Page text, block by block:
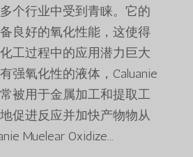
个行业中受到青睐。它的
良好的氧化性能，这使得
工过程中的应用潜力巨大
强氧化性的液体，Caluanie
被用于金属加工和提取工
促进反应并加快产物物从
Muelear Oxidize...